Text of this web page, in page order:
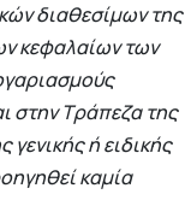
διαθεσίμων της
κεφαλαίων των
στην Τράπεζα της
ή ειδικής
καμία